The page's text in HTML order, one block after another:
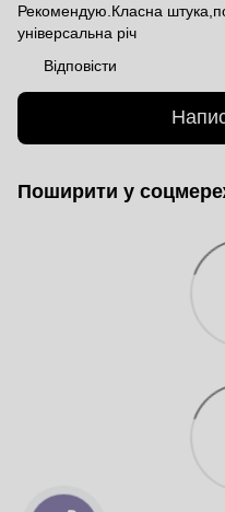
Рекомендую.Класна
універсальна річ
Відповісти
Поширити у